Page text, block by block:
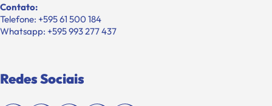
Contato:
Telefone: +595 61 500 184
Whatsapp: +595 993 277 437
Redes Sociais